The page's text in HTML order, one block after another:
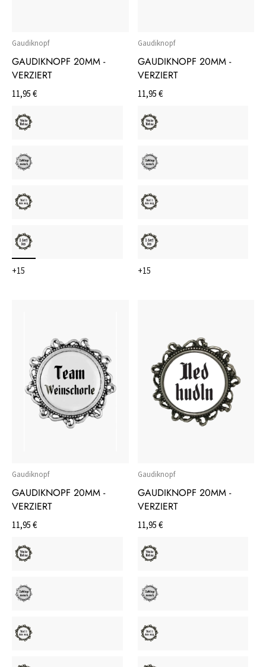
Gaudiknopf
GAUDIKNOPF 20MM -
VERZIERT
11,95 €
+15
Gaudiknopf
GAUDIKNOPF 20MM -
VERZIERT
11,95 €
+15
Gaudiknopf
GAUDIKNOPF 20MM -
VERZIERT
11,95 €
Gaudiknopf
GAUDIKNOPF 20MM -
VERZIERT
11,95 €